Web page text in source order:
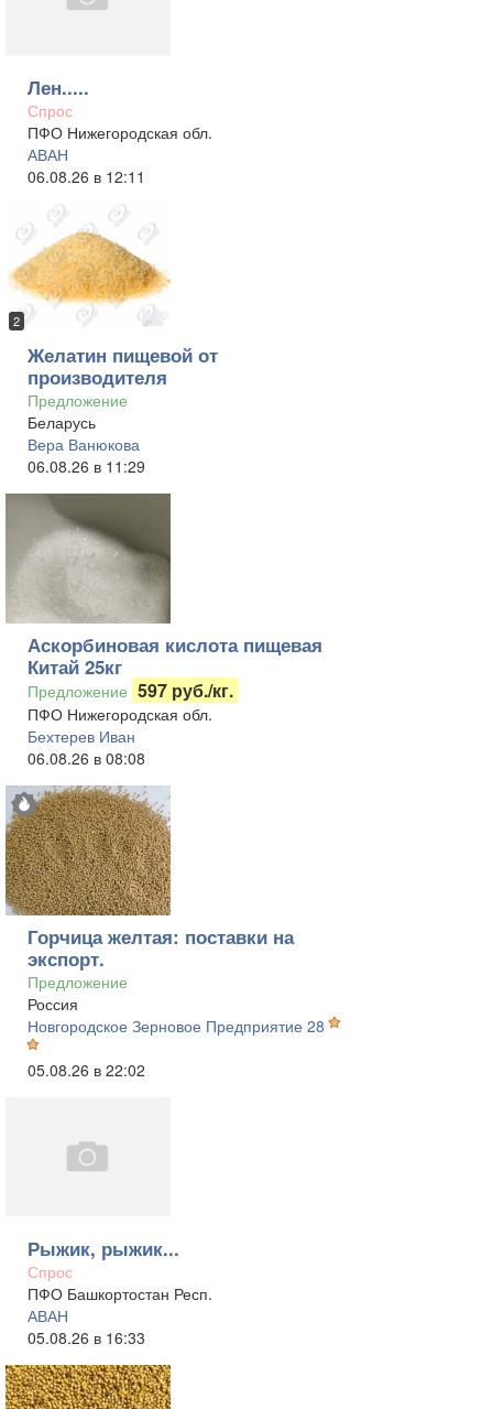
Лен.....
Спрос
ПФО Нижегородская обл.
АВАН
06.08.26 в 12:11
2
Желатин пищевой от
производителя
Предложение
Беларусь
Вера Ванюкова
06.08.26 в 11:29
Аскорбиновая кислота пищевая
Китай 25кг
Предложение 597 руб./кг.
ПФО Нижегородская обл.
Бехтерев Иван
06.08.26 в 08:08
Горчица желтая: поставки на
экспорт.
Предложение
Россия
Новгородское Зерновое Предприятие 28
05.08.26 в 22:02
Рыжик, рыжик...
Спрос
ПФО Башкортостан Респ.
АВАН
05.08.26 в 16:33